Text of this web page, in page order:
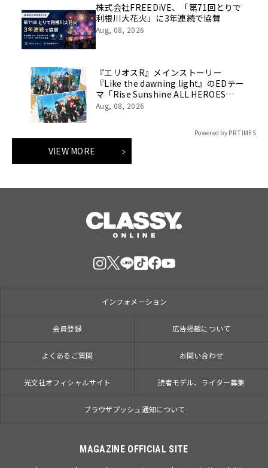
株式会社FREEDiVE、「第71回とりで
利根川大花火」に3年連続で協賛
Aug, 08, 2026
『エリオスR』メインストーリー
『Like the dawning light』のEDテー
マ「Rise Sunshine ALL HEROES
Ver.」がフルサイズ配信決定！
Aug, 08, 2026
Powered by PR TIMES
VIEW MORE
インフォメーション
会員登録 広告掲載について
よくあるご質問 お問い合わせ
光文社オフィシャルサイト 読者モデル、ライター募集
ブラウザプッシュ通知について
MAGAZINE OFFICIAL SITE